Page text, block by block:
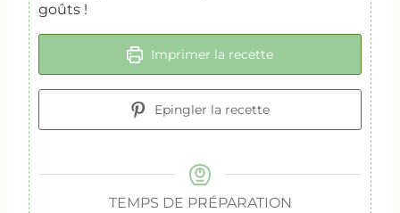
goûts !
Imprimer la recette
Epingler la recette
TEMPS DE PRÉPARATION